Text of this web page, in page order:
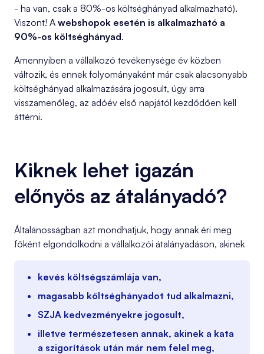
- ha van, csak a 80%-os költséghányad alkalmazható).
Viszont! A webshopok esetén is alkalmazható a
90%-os költséghányad.
Amennyiben a vállalkozó tevékenysége év közben
változik, és ennek folyományaként már csak alacsonyabb
költséghányad alkalmazására jogosult, úgy arra
visszamenőleg, az adóév első napjától kezdődően kell
áttérni.
Kiknek lehet igazán
előnyös az átalányadó?
Általánosságban azt mondhatjuk, hogy annak éri meg
főként elgondolkodni a vállalkozói átalányadáson, akinek
kevés költségszámlája van,
magasabb költséghányadot tud alkalmazni,
SZJA kedvezményekre jogosult,
illetve természetesen annak, akinek a kata
a szigorítások után már nem felel meg,